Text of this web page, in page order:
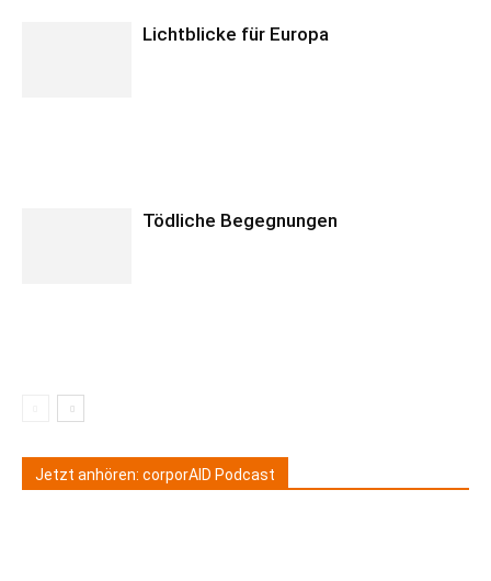
Lichtblicke für Europa
Tödliche Begegnungen
Jetzt anhören: corporAID Podcast